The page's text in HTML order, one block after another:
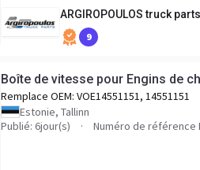
ARGIROPOULOS truck parts
9
Boîte de vitesse pour Engins de
Remplace OEM: VOE14551151, 14551151
Estonie, Tallinn
Publié: 6jour(s)
Numéro de référence